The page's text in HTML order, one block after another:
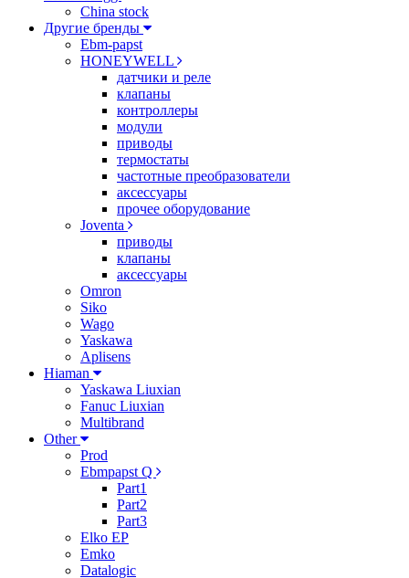
China stock
Другие бренды
Ebm-papst
HONEYWELL
датчики и реле
клапаны
контроллеры
модули
приводы
термостаты
частотные преобразователи
аксессуары
прочее оборудование
Joventa
приводы
клапаны
аксессуары
Omron
Siko
Wago
Yaskawa
Aplisens
Hiaman
Yaskawa Liuxian
Fanuc Liuxian
Multibrand
Other
Prod
Ebmpapst Q
Part1
Part2
Part3
Elko EP
Emko
Datalogic